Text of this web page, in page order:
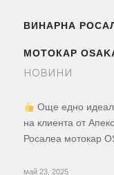
ВИНАРНА
МОТОКАР
НОВИНИ
Още едно
на клиента от
Росалеа мотокар
май 23, 2025